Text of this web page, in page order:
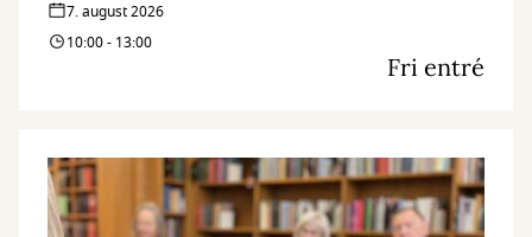
7. august 2026
10:00 - 13:00
Fri entré